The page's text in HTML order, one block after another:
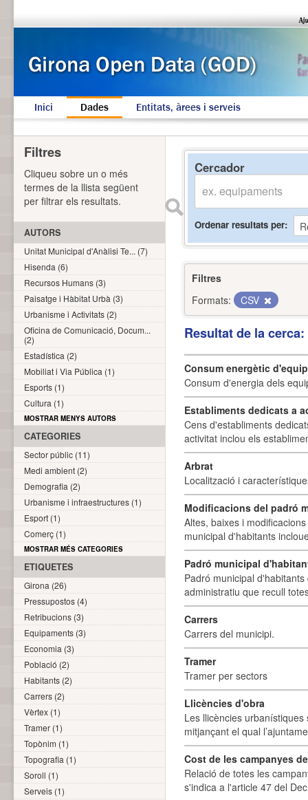
Inici Dades Entitats, àrees i serveis
Cercador
Ordenar resultats per
Filtres
Formats:
CSV
Resultat de la
Consum energètic
Consum d'energia dels
Establiments dedicats a
Cens d'establiments
activitat inclou els
Arbrat
Localització i
Modificacions del padró
Altes, baixes i
municipal d'habitants
Padró municipal
Padró municipal
administratiu que recull
Carrers
Carrers del municipi.
Tramer
Tramer per sectors
Llicències d'obra
Les llicències
mitjançant el qual
Cost de les campanyes
Relació de totes les
s'indica a l'article 47 del
Filtres
Cliqueu sobre un o més
termes de la llista següent
per filtrar els resultats.
AUTORS
Unitat Municipal d'Anàlisi Te... (7)
Hisenda (6)
Recursos Humans (3)
Paisatge i Hàbitat Urbà (3)
Urbanisme i Activitats (2)
Oficina de Comunicació, Docum...
(2)
Estadística (2)
Mobiliat i Via Pública (1)
Esports (1)
Cultura (1)
MOSTRAR MENYS AUTORS
CATEGORIES
Sector públic (11)
Medi ambient (2)
Demografia (2)
Urbanisme i infraestructures (1)
Esport (1)
Comerç (1)
MOSTRAR MÉS CATEGORIES
ETIQUETES
Girona (26)
Pressupostos (4)
Retribucions (3)
Equipaments (3)
Economia (3)
Població (2)
Habitants (2)
Carrers (2)
Vèrtex (1)
Tramer (1)
Topònim (1)
Topografia (1)
Soroll (1)
Serveis (1)